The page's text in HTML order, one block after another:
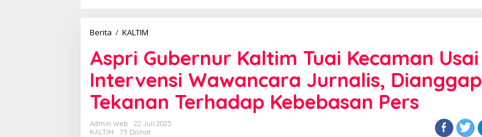
Berita / KALTIM
Kaltim
Tuai
Kecaman
Usai
Intervensi
Wawancara
Jurnalis,
Dianggap
Aspri Gubernur Kaltim Tuai Kecaman Usai
Intervensi Wawancara Jurnalis, Dianggap
Tekanan Terhadap Kebebasan Pers
Admin Web
22 Juli 2025
KALTIM
75 Dilihat